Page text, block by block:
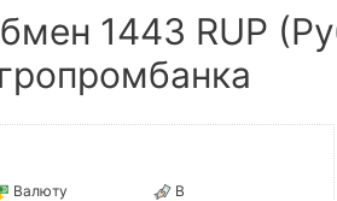
1443 RUP
Валюту В